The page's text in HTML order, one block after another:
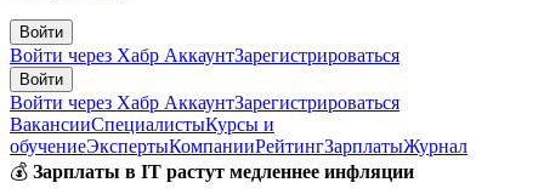
Войти
Войти через Хабр АккаунтЗарегистрироваться
Войти
Войти через Хабр АккаунтЗарегистрироваться
ВакансииСпециалистыКурсы и
обучениеЭкспертыКомпанииРейтингЗарплатыЖурнал
💰 Зарплаты в IT растут медленнее инфляции